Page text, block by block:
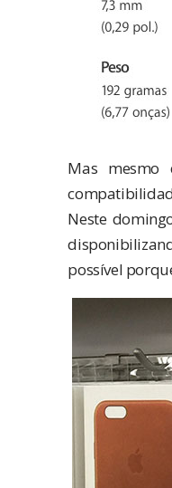
Mas mesmo
Neste
possível